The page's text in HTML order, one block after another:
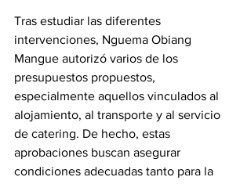
Tras estudiar las diferentes
intervenciones, Nguema Obiang
Mangue autorizó varios de los
presupuestos propuestos,
especialmente aquellos vinculados al
alojamiento, al transporte y al servicio
de catering. De hecho, estas
aprobaciones buscan asegurar
condiciones adecuadas tanto para la